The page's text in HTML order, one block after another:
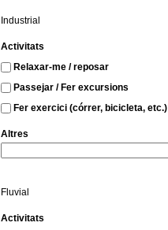
Industrial
Activitats
Relaxar-me / reposar
Passejar / Fer excursions
Fer exercici (córrer, bicicleta, etc.)
Altres
Fluvial
Activitats